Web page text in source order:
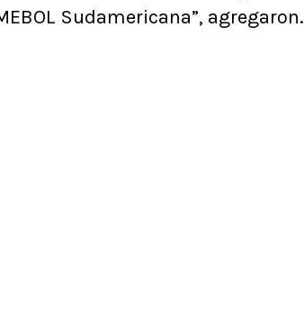
Sudamericana”, agregaron.